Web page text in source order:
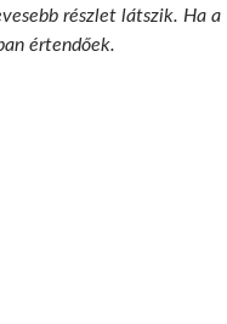
részlet látszik. Ha a
értendőek.